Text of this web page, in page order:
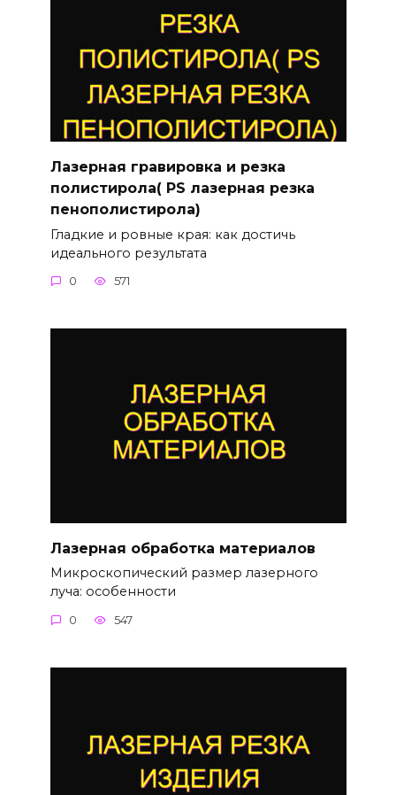
Лазерная гравировка и резка
полистирола( PS лазерная резка
пенополистирола)
Гладкие и ровные края: как достичь
идеального результата
0 571
Лазерная обработка материалов
Микроскопический размер лазерного
луча: особенности
0 547